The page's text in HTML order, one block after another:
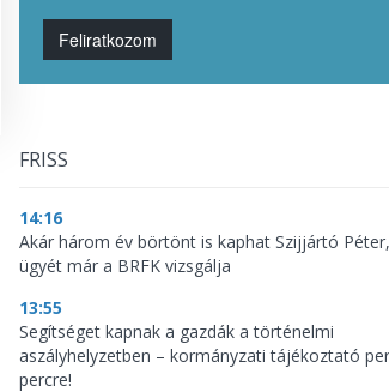
Feliratkozom
FRISS
14:16
Akár három év börtönt is kaphat Szijjártó
ügyét már a BRFK vizsgálja
13:55
Segítséget kapnak a gazdák a történelmi
aszályhelyzetben – kormányzati tájékoztató
percre!